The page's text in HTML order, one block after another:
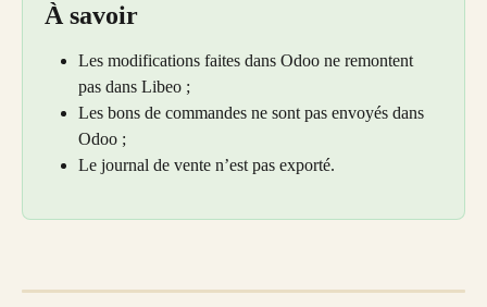
À savoir
Les modifications faites dans Odoo ne remontent
pas dans Libeo ;
Les bons de commandes ne sont pas envoyés dans
Odoo ;
Le journal de vente n’est pas exporté.